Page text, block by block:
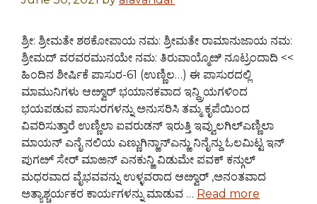
ಶ್ರೀ: ಶ್ರೀಮತೇ ಶಠಕೋಪಾಯ ನಮ: ಶ್ರೀಮತೇ ರಾಮಾನುಜಾಯ ನಮ:
ಶ್ರೀಮದ್ ವರವರಮುನಯೇ ನಮ: ತಿರುವಾಯ್ಮೊೞಿ ನೂಟ್ರಂದಾದಿ <<
ಹಿಂದಿನ ಶೀರ್ಷಿಕೆ ಪಾಸುರ-61 (ಉಣ್ಣಿಲ…) ಈ ಪಾಸುರದಲ್ಲಿ
ಮಾಮುನಿಗಳು ಆೞ್ವಾರ್ ಭಯಾನಕವಾದ ಇನ್ದ್ರಿಯಗಳಿಂದ
ಭಯಪಡುವ ಪಾಸುರಗಳನ್ನು ಅನುಸರಿಸಿ ತಮ್ಮ ಕೃಪೆಯಿಂದ
ವಿವರಿಸುತ್ತಾರೆ ಉಣ್ಣಿಲಾ ಐವರುಡನ್ ಇರುತ್ತಿ ಇವ್ವುಲಗಿಲ್ಎಣ್ಣಿಲಾ
ಮಾಯನ್ ಎನೈ ನಲಿಯ ಎಣ್ಣುಗಿನ್ಱಾನ್ಎನ್ಱು ನಿನೈನ್ದು ಓಲಮಿಟ್ಟ ಇನ್
ಪುಗೞ್ ಸೇರ್ ಮಾಱನ್ ಎನಕುನ್ಱಿ ವಿಡುಮೇ ಪವಕ್ ಕನ್ಗುಲ್
ಮಧರವಾದ ವೈಭವವನ್ನು ಉಳ್ಳವರಾದ ಆೞ್ವಾರ್ ,ಅನಂತವಾದ
ಅತ್ಯಾಶ್ಚರ್ಯಕರ ಕಾರ್ಯಗಳನ್ನು ಮಾಡುವ … Read more